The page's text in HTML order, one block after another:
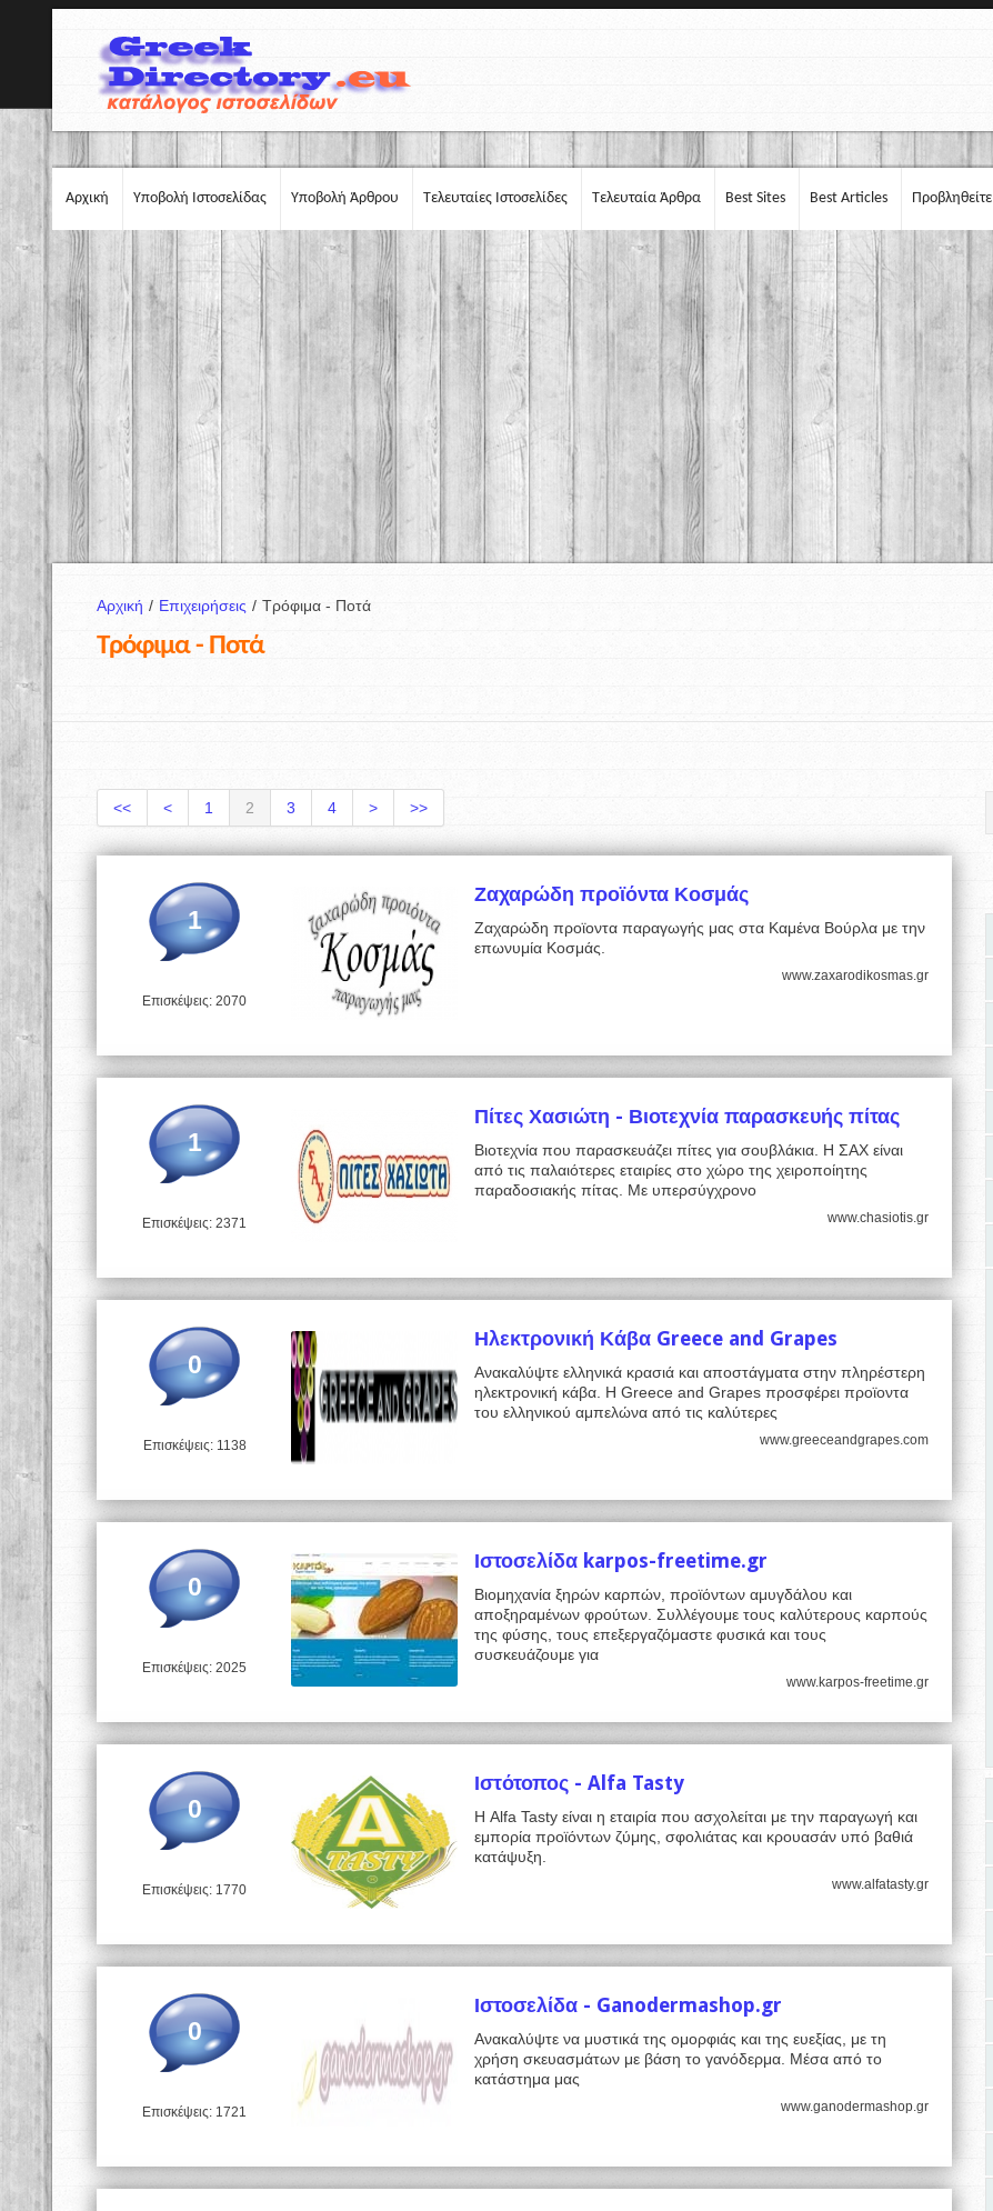
Αρχική Υποβολή Ιστοσελίδας Υποβολή Άρθρου Τελευταίες Ιστοσελίδες Τελευταία Άρθρα Best Sites Best Articles Προβληθείτε
Αρχική / Επιχειρήσεις / Τρόφιμα - Ποτά
Τρόφιμα - Ποτά
<< < 1 2 3 4 > >>
1
Επισκέψεις: 2070
Ζαχαρώδη προϊόντα Κοσμάς
Ζαχαρώδη προϊοντα παραγωγής μας στα Καμένα Βούρλα με την
επωνυμία Κοσμάς.
www.zaxarodikosmas.gr
1
Επισκέψεις: 2371
Πίτες Χασιώτη - Βιοτεχνία παρασκευής πίτας
Βιοτεχνία που παρασκευάζει πίτες για σουβλάκια. Η ΣΑΧ είναι
από τις παλαιότερες εταιρίες στο χώρο της χειροποίητης
παραδοσιακής πίτας. Με υπερσύγχρονο
www.chasiotis.gr
0
Επισκέψεις: 1138
Ηλεκτρονική Κάβα Greece and Grapes
Ανακαλύψτε ελληνικά κρασιά και αποστάγματα στην πληρέστερη
ηλεκτρονική κάβα. H Greece and Grapes προσφέρει προϊοντα
του ελληνικού αμπελώνα από τις καλύτερες
www.greeceandgrapes.com
0
Επισκέψεις: 2025
Ιστοσελίδα karpos-freetime.gr
Βιομηχανία ξηρών καρπών, προϊόντων αμυγδάλου και
αποξηραμένων φρούτων. Συλλέγουμε τους καλύτερους καρπούς
της φύσης, τους επεξεργαζόμαστε φυσικά και τους
συσκευάζουμε για
www.karpos-freetime.gr
0
Επισκέψεις: 1770
Ιστότοπος - Alfa Tasty
Η Alfa Tasty είναι η εταιρία που ασχολείται με την παραγωγή και
εμπορία προϊόντων ζύμης, σφολιάτας και κρουασάν υπό βαθιά
κατάψυξη.
www.alfatasty.gr
0
Επισκέψεις: 1721
Ιστοσελίδα - Ganodermashop.gr
Ανακαλύψτε να μυστικά της ομορφιάς και της ευεξίας, με τη
χρήση σκευασμάτων με βάση το γανόδερμα. Μέσα από το
κατάστημα μας
www.ganodermashop.gr